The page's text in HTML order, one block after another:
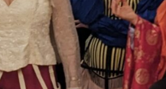
06:40
K wie Kultur